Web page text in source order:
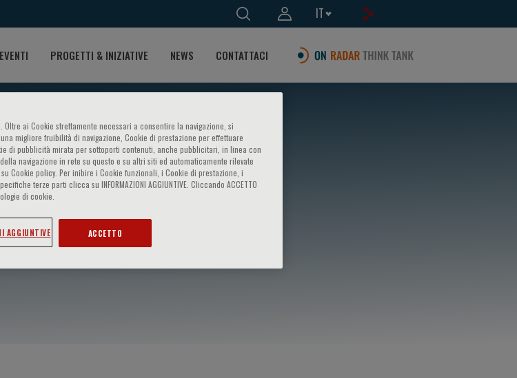
IT
PROGETTI & INIZIATIVE NEWS CONTATTACI
ai Cookie strettamente necessari a consentire la navigazione, si
migliore fruibilità di navigazione, Cookie di prestazione per effettuare
di pubblicità mirata per sottoporti contenuti, anche pubblicitari, in linea con
navigazione in rete su questo e su altri siti ed automaticamente rilevate
Cookie policy. Per inibire i Cookie funzionali, i Cookie di prestazione, i
terze parti clicca su INFORMAZIONI AGGIUNTIVE. Cliccando ACCETTO
di cookie.
AGGIUNTIVE ACCETTO